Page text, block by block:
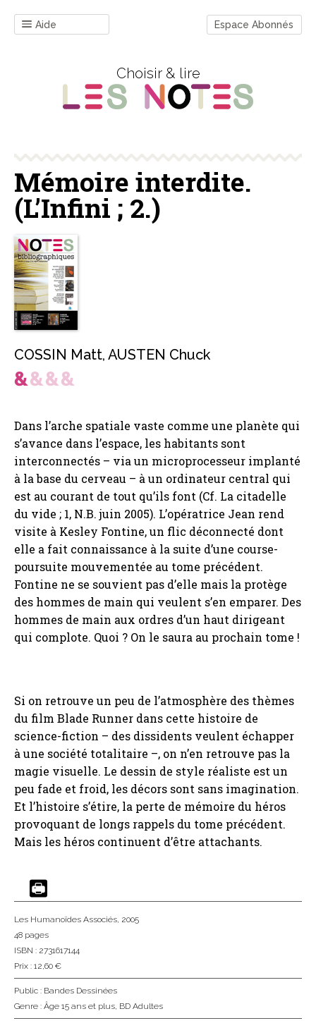
Aide Espace Abonnés
Choisir & lire
Mémoire interdite.
(L’Infini ; 2.)
COSSIN Matt, AUSTEN Chuck
Dans l’arche spatiale vaste comme une planète qui
s’avance dans l’espace, les habitants sont
interconnectés – via un microprocesseur implanté
à la base du cerveau – à un ordinateur central qui
est au courant de tout qu’ils font (Cf. La citadelle
du vide ; 1, N.B. juin 2005). L’opératrice Jean rend
visite à Kesley Fontine, un flic déconnecté dont
elle a fait connaissance à la suite d’une course-
poursuite mouvementée au tome précédent.
Fontine ne se souvient pas d’elle mais la protège
des hommes de main qui veulent s’en emparer. Des
hommes de main aux ordres d’un haut dirigeant
qui complote. Quoi ? On le saura au prochain tome !
Si on retrouve un peu de l’atmosphère des thèmes
du film Blade Runner dans cette histoire de
science-fiction – des dissidents veulent échapper
à une société totalitaire –, on n’en retrouve pas la
magie visuelle. Le dessin de style réaliste est un
peu fade et froid, les décors sont sans imagination.
Et l’histoire s’étire, la perte de mémoire du héros
provoquant de longs rappels du tome précédent.
Mais les héros continuent d’être attachants.
Les Humanoïdes Associés, 2005
48 pages
ISBN : 2731617144
Prix : 12,60 €
Public : Bandes Dessinées
Genre : Âge 15 ans et plus, BD Adultes